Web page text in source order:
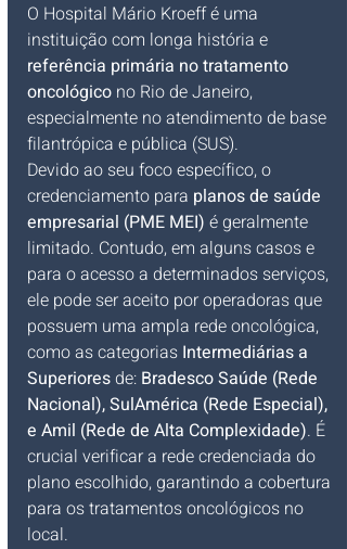
O Hospital Mário Kroeff é uma
instituição com longa história e
referência primária no tratamento
oncológico no Rio de Janeiro,
especialmente no atendimento de base
filantrópica e pública (SUS).
Devido ao seu foco específico, o
credenciamento para planos de saúde
empresarial (PME MEI) é geralmente
limitado. Contudo, em alguns casos e
para o acesso a determinados serviços,
ele pode ser aceito por operadoras que
possuem uma ampla rede oncológica,
como as categorias Intermediárias a
Superiores de: Bradesco Saúde (Rede
Nacional), SulAmérica (Rede Especial),
e Amil (Rede de Alta Complexidade). É
crucial verificar a rede credenciada do
plano escolhido, garantindo a cobertura
para os tratamentos oncológicos no
local.